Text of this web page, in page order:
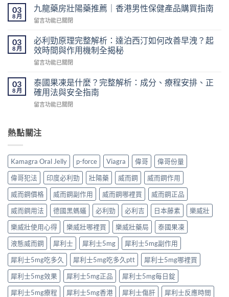
網
購
指
價
格、
50mg
錢、
醫
生
紙
與
安
購
買
注
意
事
項〉
中
用
處
方
的
壯
藥
港
怎
麼
03
8 月
九龍藥房壯陽藥推薦｜香港男性保健產品購買指南
在
龍
藥
房
壯
藥
推
薦
｜
男
健
產
品
購
買
指
南〉
中
留言功能已關閉
03
8 月
必利勁原理完整解析：達泊西汀如何改善早洩？起
效時間與作用機制全揭秘
在
利
勁
原
理
解
西
汀
如
何
改
善
早
洩？
起
效
時
間
與
作
用
留言功能已關閉
03
8 月
泰國果凍是什麼？完整解析：成分、療程安排、正
確用法與安全指南
在
果
凍
什
麼？
完
整
解
析：
成
分、
療
程
安
排、
正
確
用
法
與
留言功能已關閉
熱點關注
Kamagra Oral Jelly p-force Viagra 偉哥
偉哥份量
偉哥犯法
印度必利勁 壯陽藥 威而鋼
威而鋼作用
威而鋼價格
威而鋼副作用 威而鋼哪裡買
威而鋼正品
威而鋼用法
德國黑螞蟻 必利勁 必利吉 日本藤素
樂威壯
樂威壯使用心得
樂威壯哪裡買 樂威壯藥局
泰國果凍
液態威而鋼
犀利士 犀利士5mg
犀利士5mg副作用
犀利士5mg吃多久
犀利士5mg吃多久ptt
犀利士5mg哪裡買
犀利士5mg效果
犀利士5mg正品
犀利士5mg每日錠
犀利士5mg療程
犀利士5mg香港 犀利士傷肝 犀利士反應時間